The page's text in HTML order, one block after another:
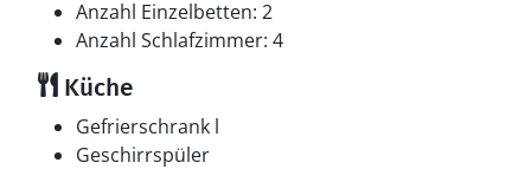
Anzahl Einzelbetten: 2
Anzahl Schlafzimmer: 4
Küche
Gefrierschrank l
Geschirrspüler